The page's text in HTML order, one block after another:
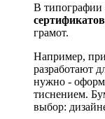
В типографии
сертификатов
грамот.
Например,
разработают
нужно -
тиснением.
выбор: